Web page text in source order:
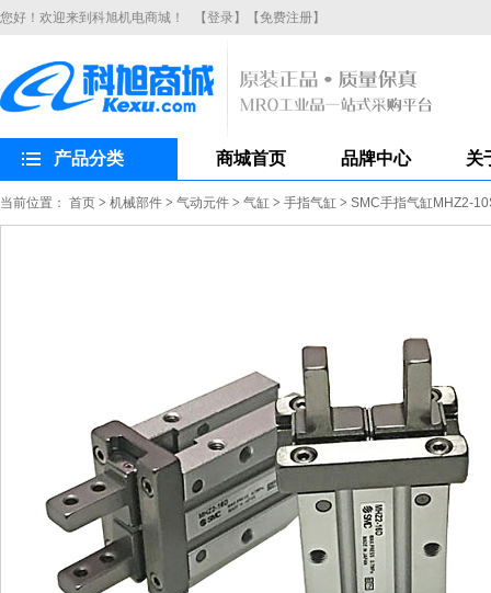
您好！欢迎来到科旭机电商城！ 【登录】 【免费注册】
产品分类 商城首页 品牌中心 关
当前位置： 首页 > 机械部件 > 气动元件 > 气缸 > 手指气缸 > SMC手指气缸MHZ2-